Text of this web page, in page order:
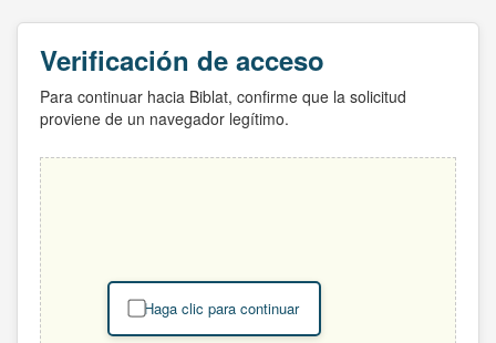
Verificación de acceso
Para continuar hacia Biblat, confirme que la solicitud
proviene de un navegador legítimo.
Haga clic para continuar